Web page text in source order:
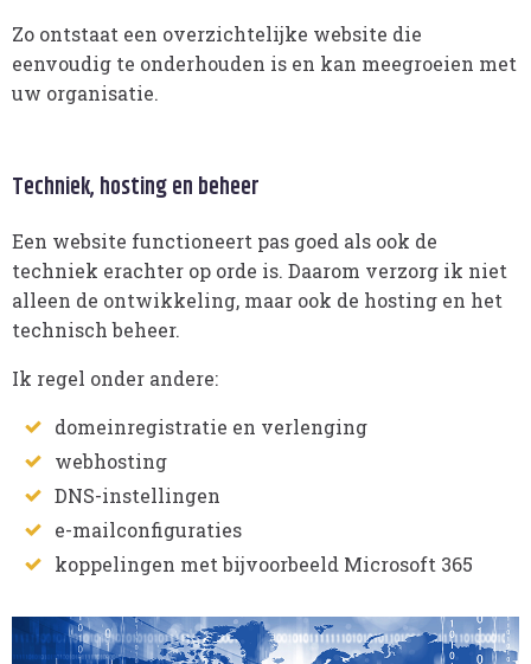
Zo ontstaat een overzichtelijke website die
eenvoudig te onderhouden is en kan meegroeien met
uw organisatie.
Techniek, hosting en beheer
Een website functioneert pas goed als ook de
techniek erachter op orde is. Daarom verzorg ik niet
alleen de ontwikkeling, maar ook de hosting en het
technisch beheer.
Ik regel onder andere:
domeinregistratie en verlenging
webhosting
DNS-instellingen
e-mailconfiguraties
koppelingen met bijvoorbeeld Microsoft 365